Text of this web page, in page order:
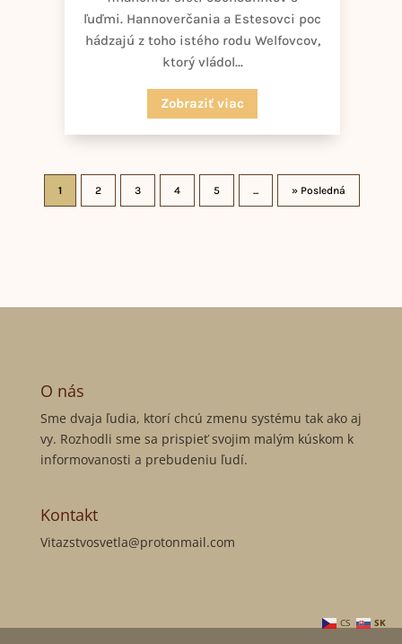
ľuďmi. Hannoverčania a Estesovci poc
hádzajú z toho istého rodu Welfovcov,
ktorý vládol...
Zobraziť viac
1 2 3 4 5 ... » Posledná
O nás
Sme dvaja ľudia, ktorí chcú zmenu systému tak ako aj
vy. Rozhodli sme sa prispieť svojim malým kúskom k
informovanosti a prebudeniu ľudí.
Kontakt
Vitazstvosvetla@protonmail.com
CS SK